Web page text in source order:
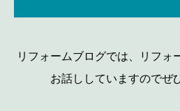
リフォームブログでは、リフォ
お話ししていますのでぜ